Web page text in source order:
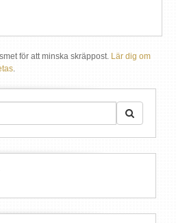
för att minska skräppost. Lär dig om